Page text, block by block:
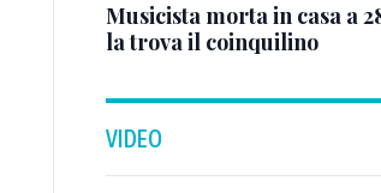
Musicista morta in casa a
la trova il coinquilino
VIDEO